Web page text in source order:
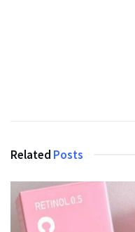
Related Posts